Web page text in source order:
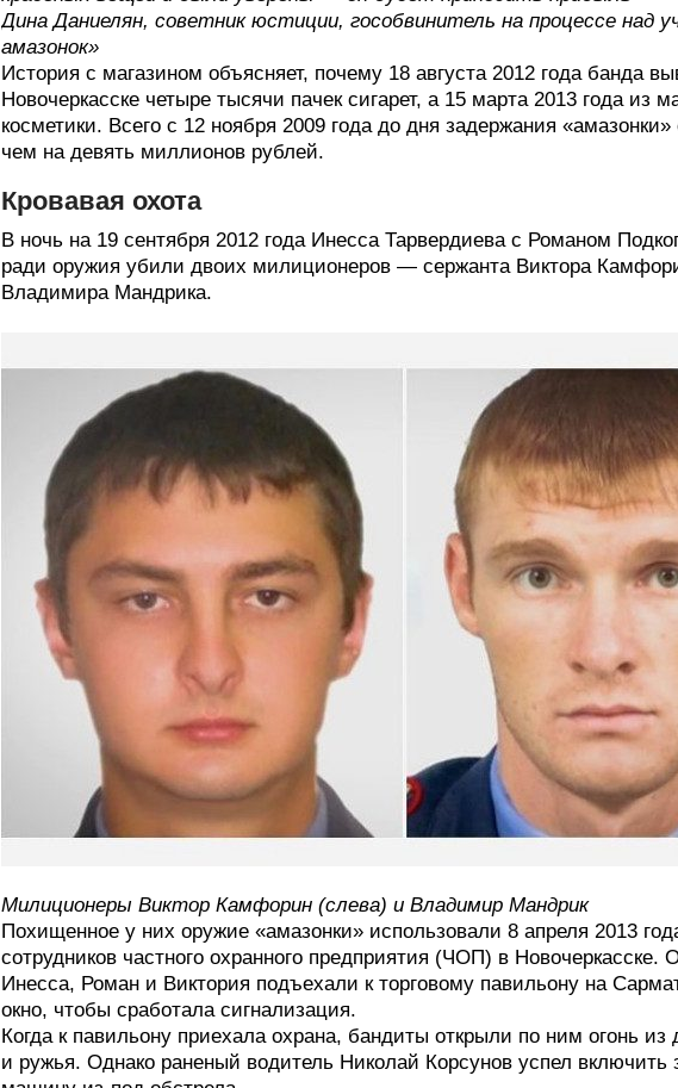
Дина Даниелян, советник юстиции, гособвинитель на процессе над
амазонок»
История с магазином объясняет, почему 18 августа 2012 года банда
Новочеркасске четыре тысячи пачек сигарет, а 15 марта 2013 года из
косметики. Всего с 12 ноября 2009 года до дня задержания
чем на девять миллионов рублей.
Кровавая охота
В ночь на 19 сентября 2012 года Инесса Тарвердиева с Романом
ради оружия убили двоих милиционеров — сержанта Виктора
Владимира Мандрика.
Милиционеры Виктор Камфорин (слева) и Владимир Мандрик
Похищенное у них оружие «амазонки» использовали 8 апреля 2013
сотрудников частного охранного предприятия (ЧОП) в Новочеркасске.
Инесса, Роман и Виктория подъехали к торговому павильону на
окно, чтобы сработала сигнализация.
Когда к павильону приехала охрана, бандиты открыли по ним огонь
и ружья. Однако раненый водитель Николай Корсунов успел